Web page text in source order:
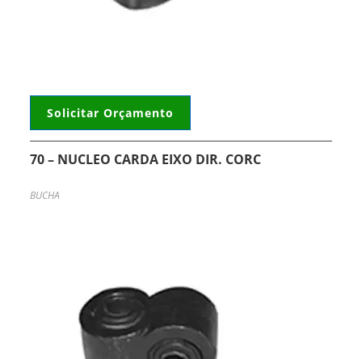
Solicitar Orçamento
70 – NUCLEO CARDA EIXO DIR. CORC
BUCHA